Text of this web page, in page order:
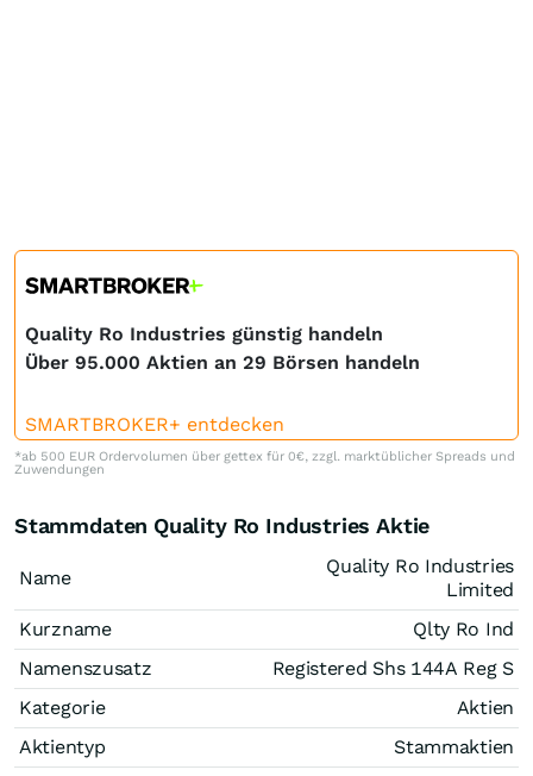
Quality Ro Industries günstig handeln
Über 95.000 Aktien an 29 Börsen handeln
SMARTBROKER+ entdecken
*ab 500 EUR Ordervolumen über gettex für 0€, zzgl. marktüblicher Spreads und
Zuwendungen
Stammdaten Quality Ro Industries Aktie
Name
Quality Ro Industries
Limited
Kurzname
Qlty Ro Ind
Namenszusatz
Registered Shs 144A Reg S
Kategorie
Aktien
Aktientyp
Stammaktien